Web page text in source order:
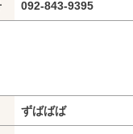
092-843-9395
ずばばば